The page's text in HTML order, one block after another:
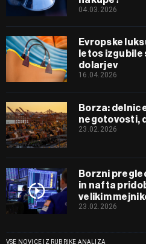
04.03.2026
Evropske
letos izgubile
dolarjev
16.04.2026
Borza:
negotovosti,
23.02.2026
Borzni
in nafta
velikim
23.02.2026
VSE NOVICE IZ RUBRIKE ANALIZA